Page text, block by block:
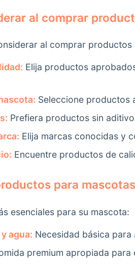
al comprar
al comprar productos
Elija productos
Seleccione productos
Prefiera productos sin
Elija marcas conocidas y
Encuentre productos de
para
esenciales para su mascota:
agua: Necesidad básica para
premium apropiada para